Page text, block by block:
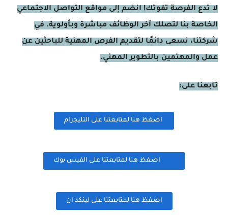
لا تدع الفرصة تفوتك! انضم إلى مواقع التواصل الاجتماعي
الخاصة بنا لتصلك آخر الوظائف مباشرة وبأولوية. في
شركتنا، نسعى دائمًا لتقديم الفرص المهنية للباحثين عن
عمل والمهتمين بالتطوير المهني.
تابعنا على:
اضغظ هنا لمتابعتنا على التليجرام
اضغظ هنا لمتابعتنا على الفيس بوك
اضغظ هنا لمتابعتنا على لينكد ان